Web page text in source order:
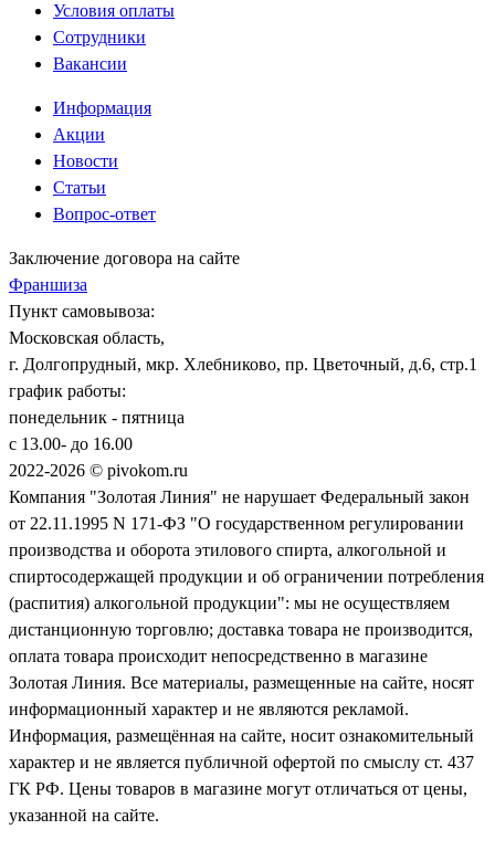
Условия оплаты
Сотрудники
Вакансии
Информация
Акции
Новости
Статьи
Вопрос-ответ
Заключение договора на сайте
Франшиза
Пункт самовывоза:
Московская область,
г. Долгопрудный, мкр. Хлебниково, пр. Цветочный, д.6, стр.1
график работы:
понедельник - пятница
с 13.00- до 16.00
2022-2026 © pivokom.ru
Компания "Золотая Линия" не нарушает Федеральный закон
от 22.11.1995 N 171-ФЗ "О государственном регулировании
производства и оборота этилового спирта, алкогольной и
спиртосодержащей продукции и об ограничении потребления
(распития) алкогольной продукции": мы не осуществляем
дистанционную торговлю; доставка товара не производится,
оплата товара происходит непосредственно в магазине
Золотая Линия. Все материалы, размещенные на сайте, носят
информационный характер и не являются рекламой.
Информация, размещённая на сайте, носит ознакомительный
характер и не является публичной офертой по смыслу ст. 437
ГК РФ. Цены товаров в магазине могут отличаться от цены,
указанной на сайте.